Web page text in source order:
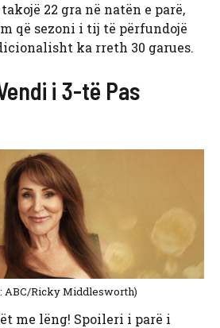
22 gra në natën e parë,
që sezoni i tij të përfundojë
ka rreth 30 garues.
i 3-të Pas
ABC/Ricky Middlesworth)
me lëng! Spoileri i parë i